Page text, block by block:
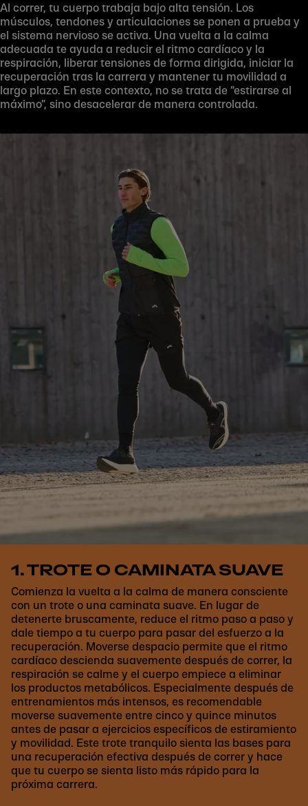
Play
Al correr, tu cuerpo trabaja bajo alta tensión. Los
músculos, tendones y articulaciones se ponen a prueba y
el sistema nervioso se activa. Una vuelta a la calma
adecuada te ayuda a reducir el ritmo cardíaco y la
respiración, liberar tensiones de forma dirigida, iniciar la
recuperación tras la carrera y mantener tu movilidad a
largo plazo. En este contexto, no se trata de “estirarse al
máximo”, sino desacelerar de manera controlada.
1. TROTE O CAMINATA SUAVE
Comienza la vuelta a la calma de manera consciente
con un trote o una caminata suave. En lugar de
detenerte bruscamente, reduce el ritmo paso a paso y
dale tiempo a tu cuerpo para pasar del esfuerzo a la
recuperación. Moverse despacio permite que el ritmo
cardíaco descienda suavemente después de correr, la
respiración se calme y el cuerpo empiece a eliminar
los productos metabólicos. Especialmente después de
entrenamientos más intensos, es recomendable
moverse suavemente entre cinco y quince minutos
antes de pasar a ejercicios específicos de estiramiento
y movilidad. Este trote tranquilo sienta las bases para
una recuperación efectiva después de correr y hace
que tu cuerpo se sienta listo más rápido para la
próxima carrera.